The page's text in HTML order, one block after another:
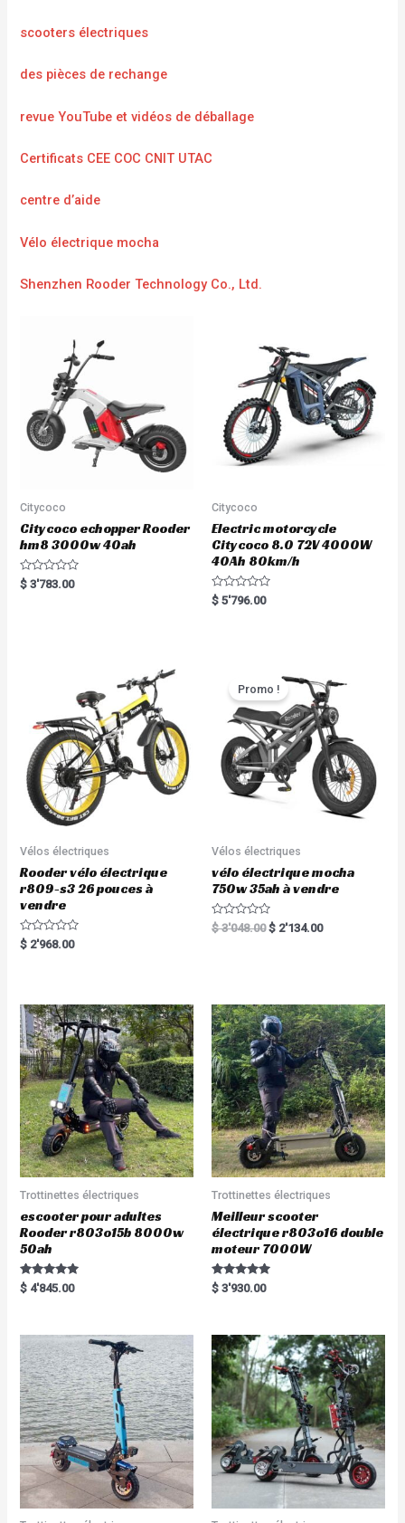
scooters électriques
des pièces de rechange
revue YouTube et vidéos de déballage
Certificats CEE COC CNIT UTAC
centre d’aide
Vélo électrique mocha
Shenzhen Rooder Technology Co., Ltd.
Citycoco
Citycoco echopper Rooder
hm8 3000w 40ah
R
a
$ 3'783.00
Citycoco
Electric motorcycle
Citycoco 8.0 72V 4000W
40Ah 80km/h
R
a
$ 5'796.00
Vélos électriques
Rooder vélo électrique
r809-s3 26 pouces à
vendre
R
a
o
u
t
o
f
5
$ 2'968.00
Promo !
Vélos électriques
vélo électrique mocha
750w 35ah à vendre
R
a
t
o
f
5
$3'048.00 $ 2'134.00
Trottinettes électriques
escooter pour adultes
Rooder r803o15b 8000w
50ah
Rated
5.00
$ 4'845.00
Trottinettes électriques
Meilleur scooter
électrique r803o16 double
moteur 7000W
Rated
5.00
$ 3'930.00